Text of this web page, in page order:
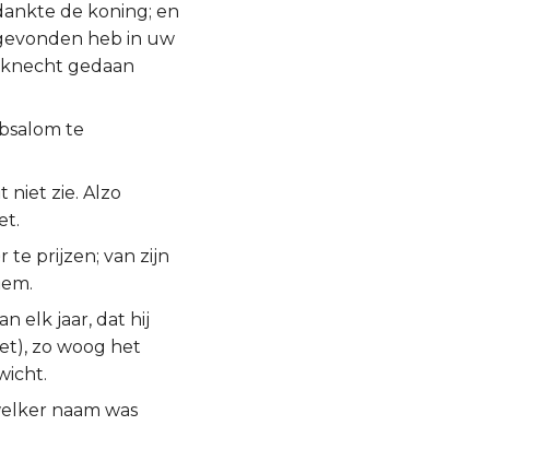
de koning; en
heb in uw
gedaan
te
niet zie. Alzo
te prijzen; van zijn
elk jaar, dat hij
zo woog het
naam was